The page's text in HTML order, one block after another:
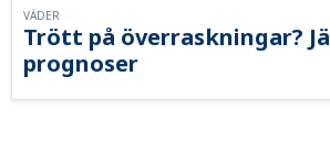
Trött på överraskningar?
prognoser
VÄDER